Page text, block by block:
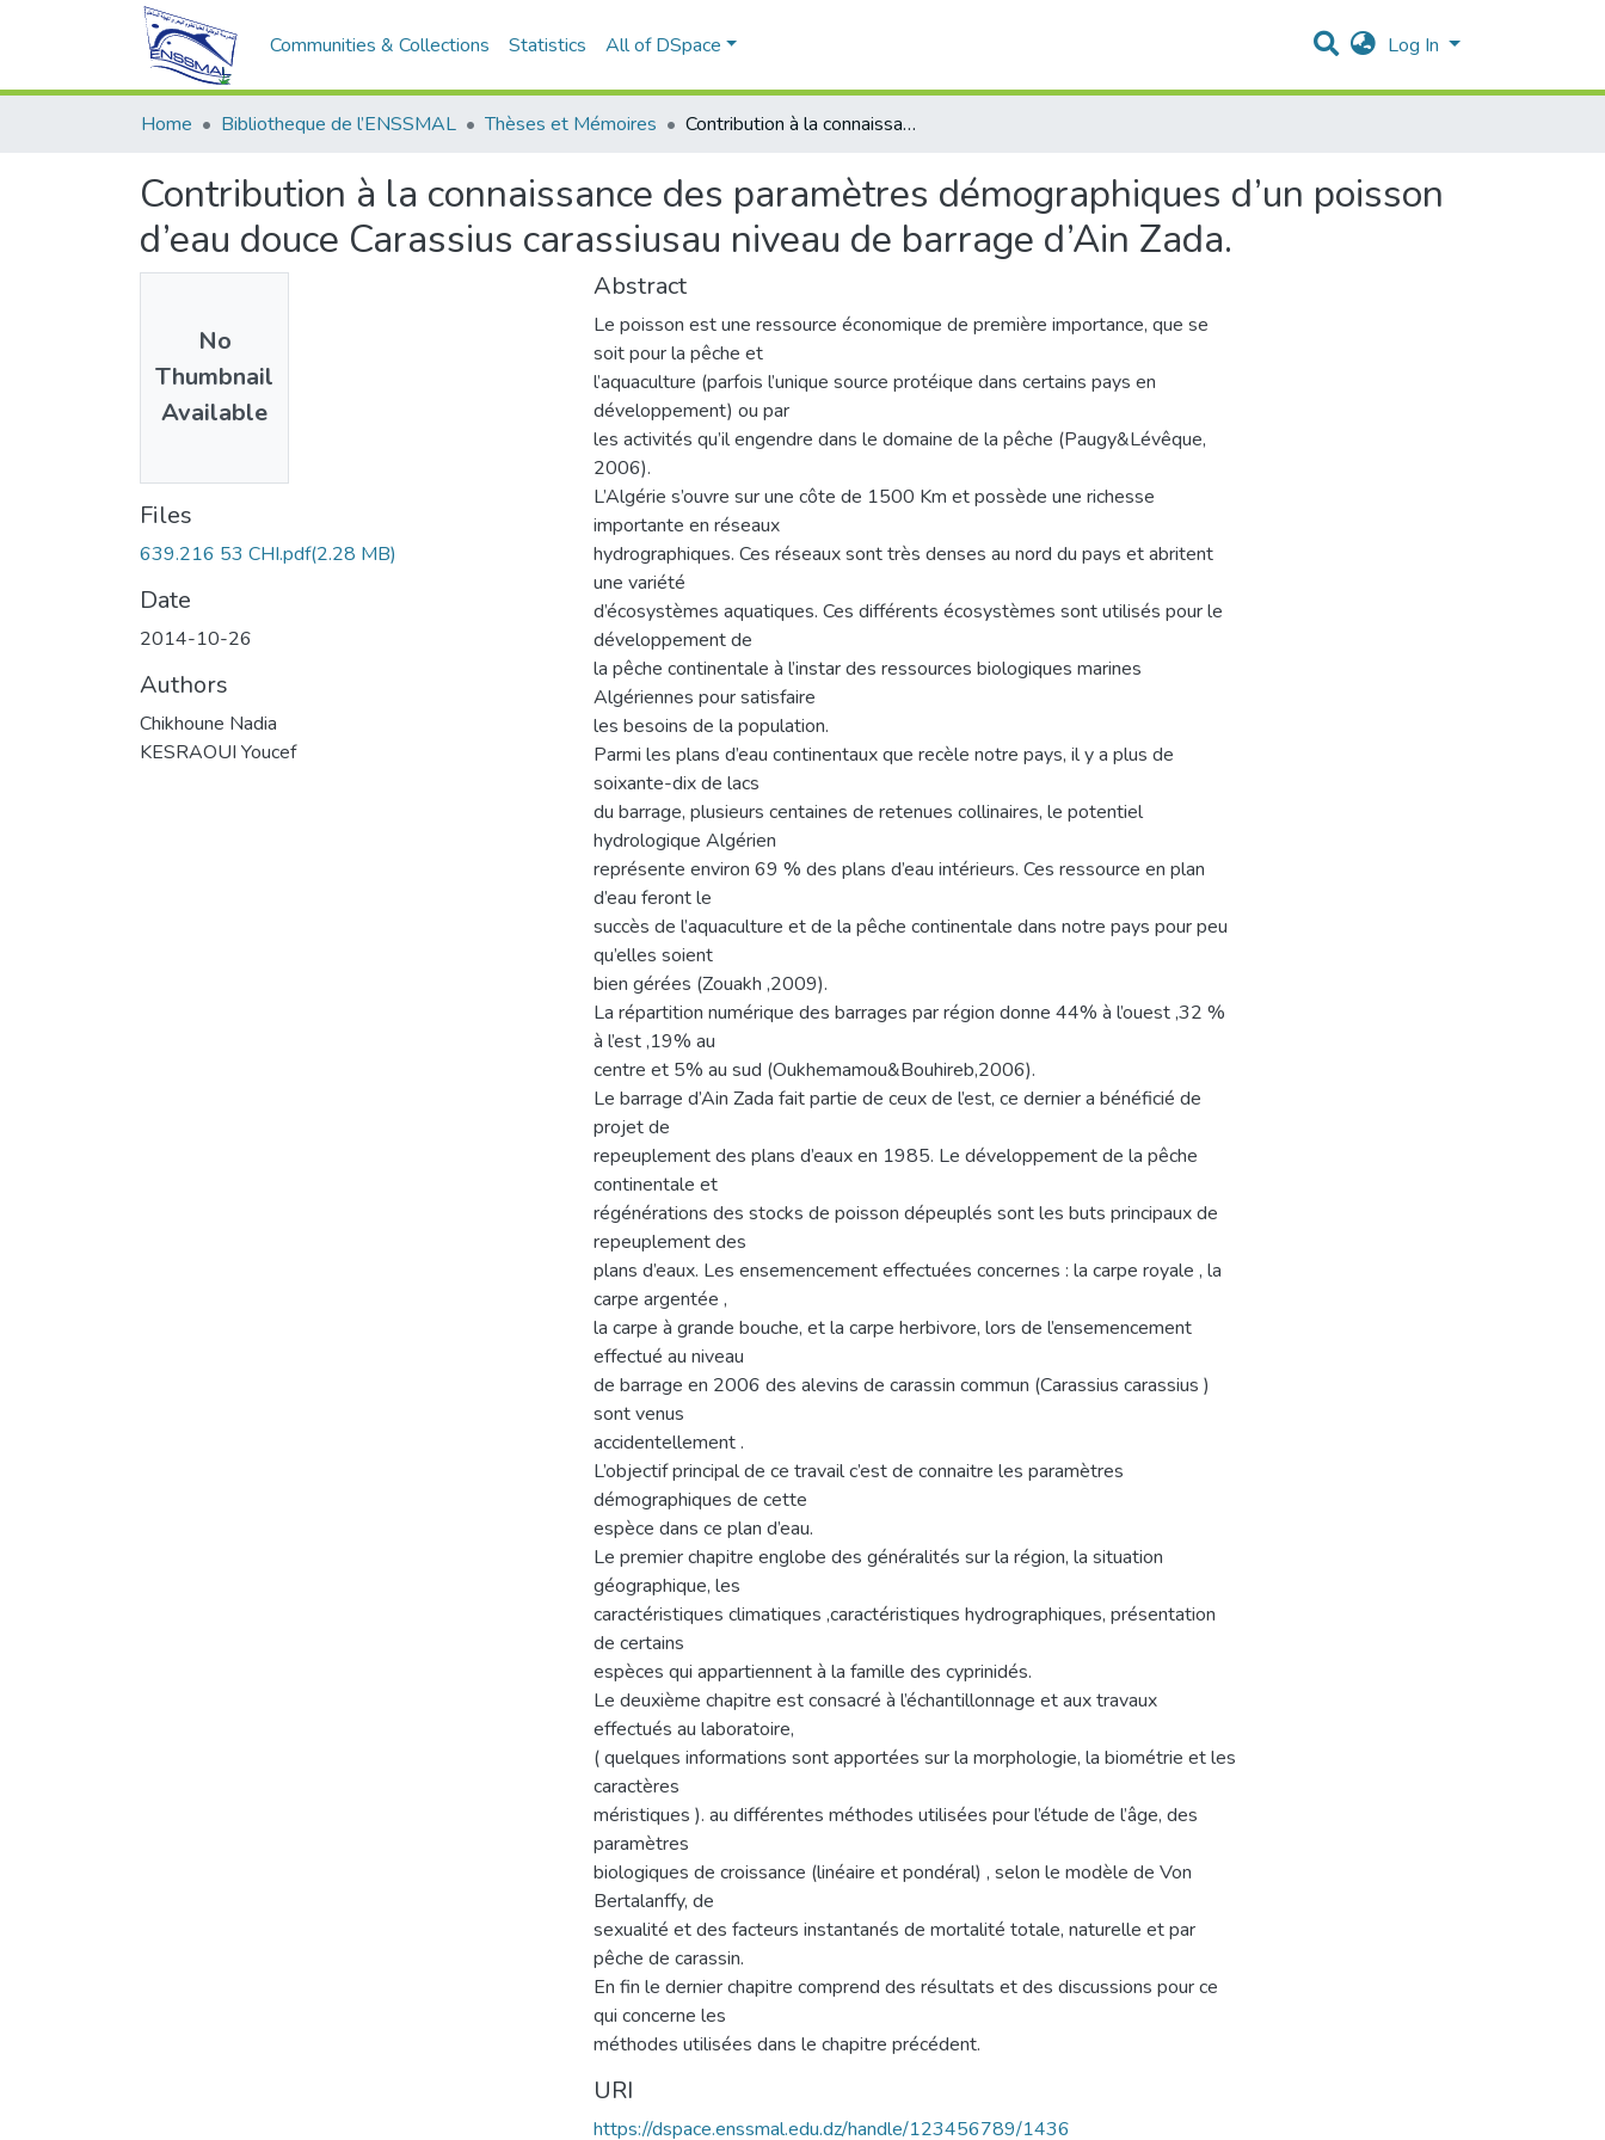
Communities & Collections Statistics All of DSpace Log In
Home Bibliotheque de l’ENSSMAL Thèses et Mémoires Contribution à la connaissance des paramètres démographiques d’un poisson d’eau douce Carassius carassiusau niveau de barrage d’Ain Zada.
Contribution à la connaissance des paramètres démographiques d’un poisson
d’eau douce Carassius carassiusau niveau de barrage d’Ain Zada.
No
Thumbnail
Available
Files
639.216 53 CHI.pdf(2.28 MB)
Date
2014-10-26
Authors
Chikhoune Nadia
KESRAOUI Youcef
Abstract
Le poisson est une ressource économique de première importance, que se
soit pour la pêche et
l’aquaculture (parfois l’unique source protéique dans certains pays en
développement) ou par
les activités qu’il engendre dans le domaine de la pêche (Paugy&Lévêque,
2006).
L’Algérie s’ouvre sur une côte de 1500 Km et possède une richesse
importante en réseaux
hydrographiques. Ces réseaux sont très denses au nord du pays et abritent
une variété
d’écosystèmes aquatiques. Ces différents écosystèmes sont utilisés pour le
développement de
la pêche continentale à l’instar des ressources biologiques marines
Algériennes pour satisfaire
les besoins de la population.
Parmi les plans d’eau continentaux que recèle notre pays, il y a plus de
soixante-dix de lacs
du barrage, plusieurs centaines de retenues collinaires, le potentiel
hydrologique Algérien
représente environ 69 % des plans d’eau intérieurs. Ces ressource en plan
d’eau feront le
succès de l’aquaculture et de la pêche continentale dans notre pays pour peu
qu’elles soient
bien gérées (Zouakh ,2009).
La répartition numérique des barrages par région donne 44% à l’ouest ,32 %
à l’est ,19% au
centre et 5% au sud (Oukhemamou&Bouhireb,2006).
Le barrage d’Ain Zada fait partie de ceux de l’est, ce dernier a bénéficié de
projet de
repeuplement des plans d’eaux en 1985. Le développement de la pêche
continentale et
régénérations des stocks de poisson dépeuplés sont les buts principaux de
repeuplement des
plans d’eaux. Les ensemencement effectuées concernes : la carpe royale , la
carpe argentée ,
la carpe à grande bouche, et la carpe herbivore, lors de l’ensemencement
effectué au niveau
de barrage en 2006 des alevins de carassin commun (Carassius carassius )
sont venus
accidentellement .
L’objectif principal de ce travail c’est de connaitre les paramètres
démographiques de cette
espèce dans ce plan d’eau.
Le premier chapitre englobe des généralités sur la région, la situation
géographique, les
caractéristiques climatiques ,caractéristiques hydrographiques, présentation
de certains
espèces qui appartiennent à la famille des cyprinidés.
Le deuxième chapitre est consacré à l’échantillonnage et aux travaux
effectués au laboratoire,
( quelques informations sont apportées sur la morphologie, la biométrie et les
caractères
méristiques ). au différentes méthodes utilisées pour l’étude de l’âge, des
paramètres
biologiques de croissance (linéaire et pondéral) , selon le modèle de Von
Bertalanffy, de
sexualité et des facteurs instantanés de mortalité totale, naturelle et par
pêche de carassin.
En fin le dernier chapitre comprend des résultats et des discussions pour ce
qui concerne les
méthodes utilisées dans le chapitre précédent.
URI
https://dspace.enssmal.edu.dz/handle/123456789/1436